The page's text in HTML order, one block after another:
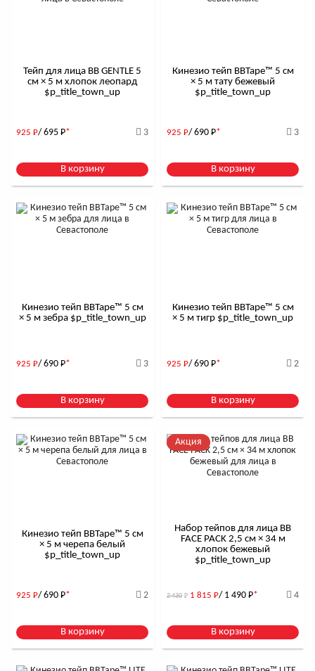
Тейп для лица BB GENTLE 5
см × 5 м хлопок леопард
$р_title_town_up
925 Р/ 695 Р* 3
В корзину
Кинезио тейп BBTape™ 5 см
× 5 м тату бежевый
$р_title_town_up
925 Р/ 690 Р* 3
В корзину
Кинезио тейп BBTape™ 5 см
× 5 м зебра $р_title_town_up
925 Р/ 690 Р* 3
В корзину
Кинезио тейп BBTape™ 5 см
× 5 м тигр $р_title_town_up
925 Р/ 690 Р* 2
В корзину
Кинезио тейп BBTape™ 5 см
× 5 м черепа белый
$р_title_town_up
925 Р/ 690 Р* 2
В корзину
Акция
Набор тейпов для лица BB
FACE PACK 2,5 см × 34 м
хлопок бежевый
$р_title_town_up
2 430 Р 1 815 Р/ 1 490 Р* 4
В корзину